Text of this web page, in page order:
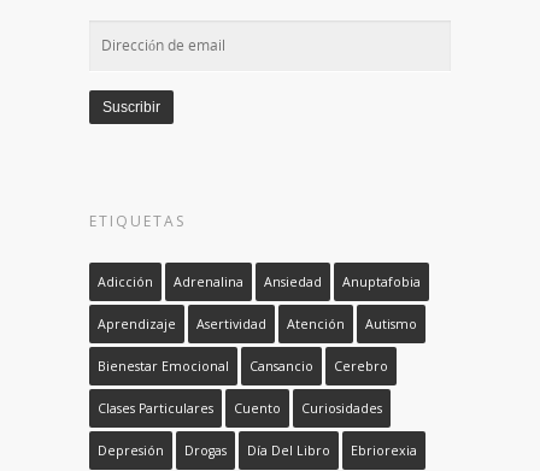
Dirección
email
Suscribir
ETIQUETAS
Adicción Adrenalina Ansiedad Anuptafobia
Aprendizaje Asertividad Atención Autismo
Bienestar Emocional Cansancio Cerebro
Clases Particulares Cuento Curiosidades
Depresión Drogas Día Del Libro Ebriorexia